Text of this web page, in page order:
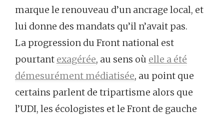
marque le renouveau d’un ancrage local, et
lui donne des mandats qu’il n’avait pas.
La progression du Front national est
pourtant exagérée, au sens où elle a été
démesurément médiatisée, au point que
certains parlent de tripartisme alors que
l’UDI, les écologistes et le Front de gauche